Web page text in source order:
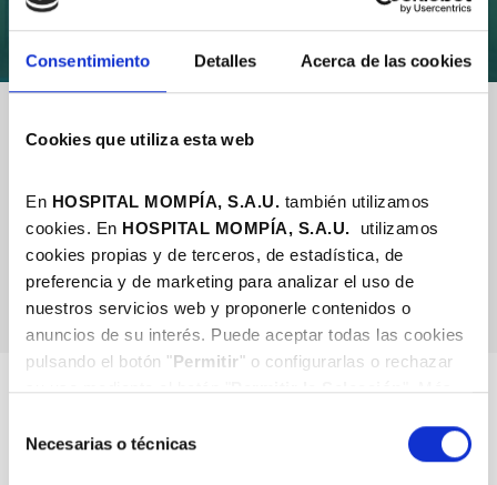
Consentimiento Detalles Acerca de las cookies
Cookies que utiliza esta web
En HOSPITAL MOMPÍA, S.A.U. también utilizamos
cookies. En HOSPITAL MOMPÍA, S.A.U. utilizamos
cookies propias y de terceros, de estadística, de
preferencia y de marketing para analizar el uso de
nuestros servicios web y proponerle contenidos o
anuncios de su interés. Puede aceptar todas las cookies
pulsando el botón "Permitir" o configurarlas o rechazar
su uso mediante el botón "Permitir la Selección". Más
Necesarias o técnicas
Sort By
Internal Medicine